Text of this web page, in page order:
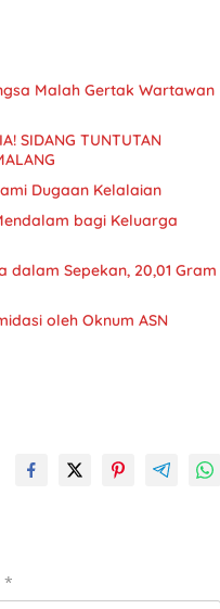
Malah Gertak Wartawan
SIDANG TUNTUTAN
Dugaan Kelalaian
bagi Keluarga
Sepekan, 20,01 Gram
oleh Oknum ASN
*